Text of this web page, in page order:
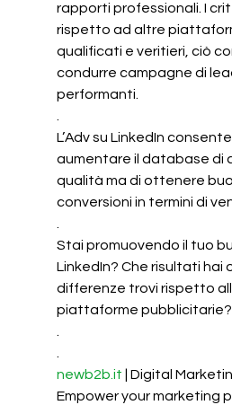
rapporti professionali. I
rispetto ad altre
qualificati e veritieri, ciò
condurre campagne di
performanti.
.
L’Adv su LinkedIn
aumentare il database di
qualità ma di ottenere
conversioni in termini di
.
Stai promuovendo il tuo
LinkedIn? Che risultati hai
differenze trovi rispetto
piattaforme pubblicitarie?
.
.
newb2b.it | Digital
Empower your